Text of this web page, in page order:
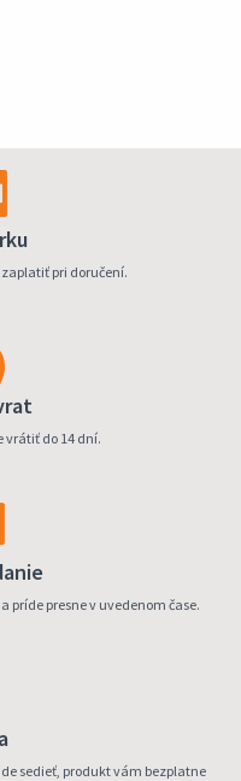
pri doručení.
vrátiť do 14 dní.
príde presne v uvedenom čase.
sedieť, produkt vám bezplatne